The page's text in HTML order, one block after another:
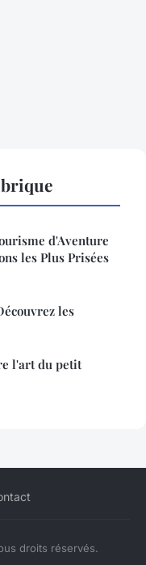
d'Aventure
les Plus Prisées
les
l'art du petit
droits réservés.